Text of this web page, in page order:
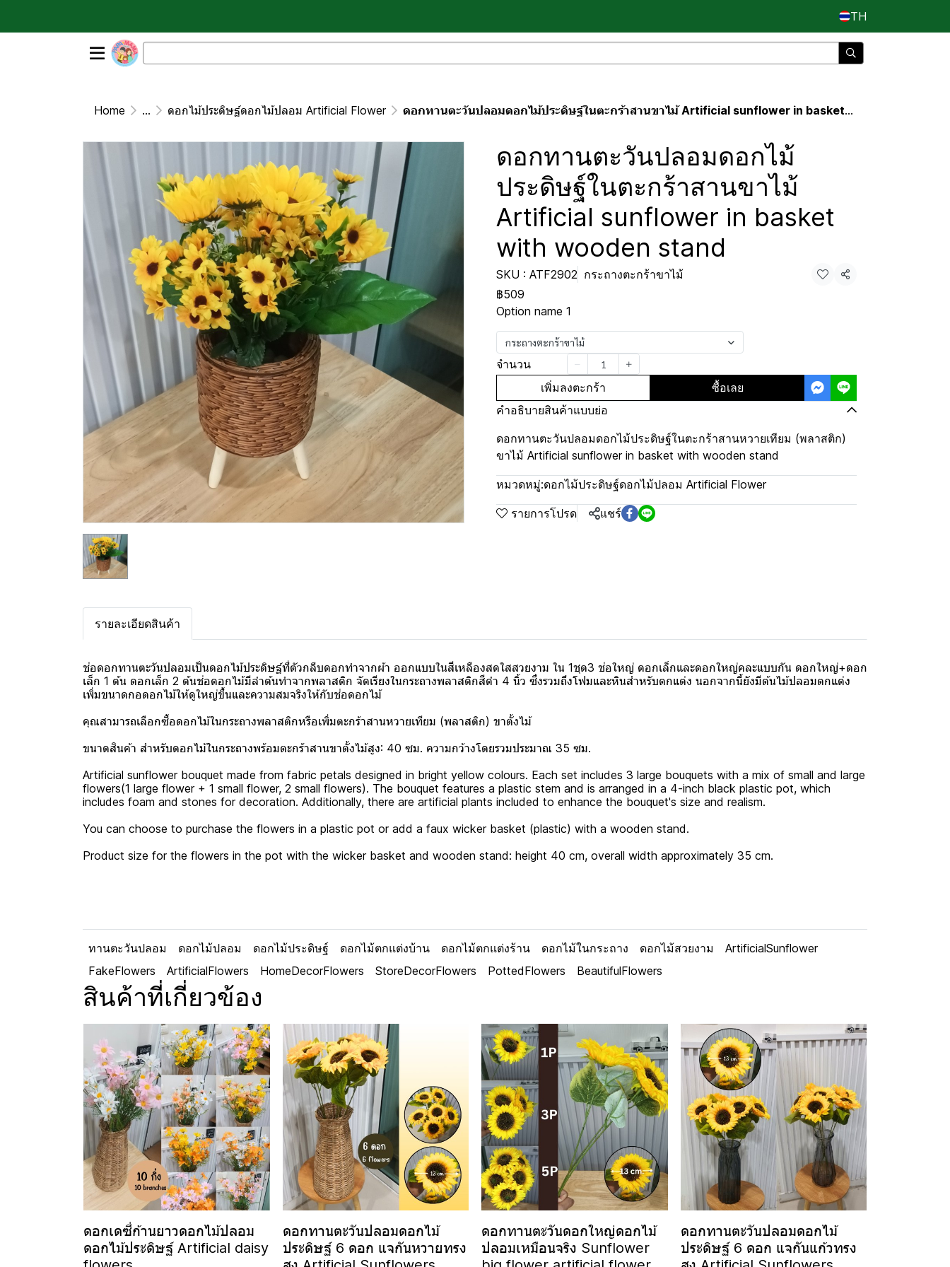
TH
Home ... ดอกไม้ประดิษฐ์ดอกไม้ปลอม Artificial Flower ดอกทานตะวันปลอมดอกไม้ประดิษฐ์ในตะกร้าสานขาไม้ Artificial sunflower in basket with wooden stand
ดอกทานตะวันปลอมดอกไม้
ประดิษฐ์ในตะกร้าสานขาไม้
Artificial sunflower in basket
with wooden stand
SKU : ATF2902 กระถางตะกร้าขาไม้
แชร์
฿509
Option name 1
กระถางตะกร้าขาไม้
จำนวน
เพิ่มลงตะกร้า
ซื้อเลย
คำอธิบายสินค้าแบบย่อ
ดอกทานตะวันปลอมดอกไม้ประดิษฐ์ในตะกร้าสานหวายเทียม (พลาสติก)
ขาไม้ Artificial sunflower in basket with wooden stand
หมวดหมู่:ดอกไม้ประดิษฐ์ดอกไม้ปลอม Artificial Flower
รายการโปรด แชร์
รายละเอียดสินค้า
ช่อดอกทานตะวันปลอมเป็นดอกไม้ประดิษฐ์ที่ตัวกลีบดอกทำจากผ้า ออกแบบในสีเหลืองสดใสสวยงาม ใน 1ชุด3 ช่อใหญ่ ดอกเล็กและดอกใหญ่คละแบบกัน ดอกใหญ่+ดอก
เล็ก 1 ต้น ดอกเล็ก 2 ต้นช่อดอกไม้มีลำต้นทำจากพลาสติก จัดเรียงในกระถางพลาสติกสีดำ 4 นิ้ว ซึ่งรวมถึงโฟมและหินสำหรับตกแต่ง นอกจากนี้ยังมีต้นไม้ปลอมตกแต่ง
เพิ่มขนาดกอดอกไม้ให้ดูใหญ่ขึ้นและความสมจริงให้กับช่อดอกไม้
คุณสามารถเลือกซื้อดอกไม้ในกระถางพลาสติกหรือเพิ่มตะกร้าสานหวายเทียม (พลาสติก) ขาตั้งไม้
ขนาดสินค้า สำหรับดอกไม้ในกระถางพร้อมตะกร้าสานขาตั้งไม้สูง: 40 ซม. ความกว้างโดยรวมประมาณ 35 ซม.
Artificial sunflower bouquet made from fabric petals designed in bright yellow colours. Each set includes 3 large bouquets with a mix of small and large
flowers(1 large flower + 1 small flower, 2 small flowers). The bouquet features a plastic stem and is arranged in a 4-inch black plastic pot, which
includes foam and stones for decoration. Additionally, there are artificial plants included to enhance the bouquet's size and realism.
You can choose to purchase the flowers in a plastic pot or add a faux wicker basket (plastic) with a wooden stand.
Product size for the flowers in the pot with the wicker basket and wooden stand: height 40 cm, overall width approximately 35 cm.
ทานตะวันปลอม ดอกไม้ปลอม ดอกไม้ประดิษฐ์ ดอกไม้ตกแต่งบ้าน ดอกไม้ตกแต่งร้าน ดอกไม้ในกระถาง ดอกไม้สวยงาม
ArtificialSunflower
FakeFlowers
ArtificialFlowers HomeDecorFlowers StoreDecorFlowers PottedFlowers BeautifulFlowers
สินค้าที่เกี่ยวข้อง
ดอกเดซี่ก้านยาวดอกไม้ปลอม
ดอกไม้ประดิษฐ์ Artificial daisy
ดอกทานตะวันปลอมดอกไม้
ประดิษฐ์ 6 ดอก แจกันหวายทรง
ดอกทานตะวันดอกใหญ่ดอกไม้
ปลอมเหมือนจริง Sunflower
ดอกทานตะวันปลอมดอกไม้
ประดิษฐ์ 6 ดอก แจกันแก้วทรง